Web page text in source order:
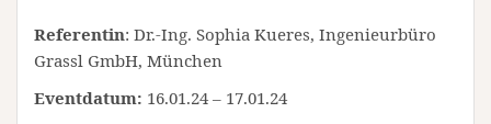
Referentin: Dr.-Ing. Sophia Kueres, Ingenieurbüro
Grassl GmbH, München
Eventdatum: 16.01.24 – 17.01.24